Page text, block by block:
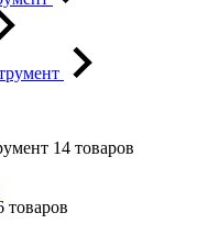
14 товаров
товаров